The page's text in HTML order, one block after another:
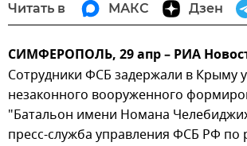
Читать в МАКС Дзен
СИМФЕРОПОЛЬ, 29 апр – РИА
Сотрудники ФСБ задержали в Крыму
незаконного вооруженного
"Батальон имени Номана
пресс-служба управления ФСБ РФ по